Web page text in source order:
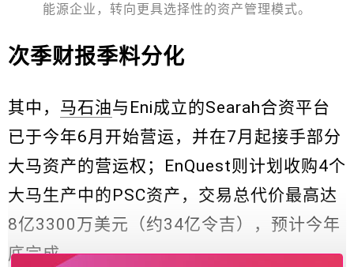
能源企业，转向更具选择性的资产管理模式。
次季财报季料分化
其中， 马石油与Eni成立的Searah合资平台
已于今年6月开始营运，并在7月起接手部分
大马资产的营运权；EnQuest则计划收购4个
大马生产中的PSC资产，交易总代价最高达
8亿3300万美元（约34亿令吉），预计今年
底完成。